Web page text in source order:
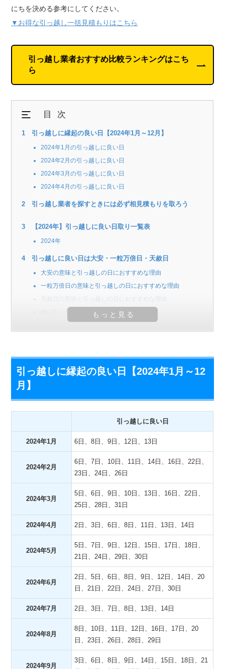
にちを決める参考にしてください。
▼お得な引っ越し一括見積もりはこちら
引っ越し業者おすすめ比較ランキングはこち
ら
目次
引っ越しに縁起の良い日【2024年1月～12月】
2024年1月の引っ越しに良い日
2024年2月の引っ越しに良い日
2024年3月の引っ越しに良い日
2024年4月の引っ越しに良い日
引っ越し業者を探すときには必ず相見積もりを取ろう
【2024年】引っ越しに良い日取り一覧表
2024年
引っ越しに良い日は大安・一粒万倍日・天赦日
大安の意味と引っ越しの日におすすめな理由
一粒万倍日の意味と引っ越しの日におすすめな理由
天赦日の意味と引っ越しの日におすすめな理由
他に引っ越しに良いとされる吉日は4つ
引っ越しに縁起の良い日【2024年1月～12
月】
引っ越しに良い日
2024年1月 6日、8日、9日、12日、13日
2024年2月
6日、7日、10日、11日、14日、16日、22日、
23日、24日、26日
2024年3月
5日、6日、9日、10日、13日、16日、22日、
25日、28日、31日
2024年4月 2日、3日、6日、8日、11日、13日、14日
2024年5月
5日、7日、9日、12日、15日、17日、18日、
21日、24日、29日、30日
2024年6月
2日、5日、6日、8日、9日、12日、14日、20
日、21日、22日、24日、27日、30日
2024年7月 2日、3日、7日、8日、13日、14日
2024年8月
8日、10日、11日、12日、16日、17日、20
日、23日、26日、28日、29日
2024年9月
3日、6日、8日、9日、14日、15日、18日、21